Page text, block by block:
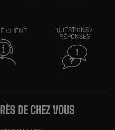
CLIENT
QUESTIONS /
RÉPONSES
DE CHEZ VOUS